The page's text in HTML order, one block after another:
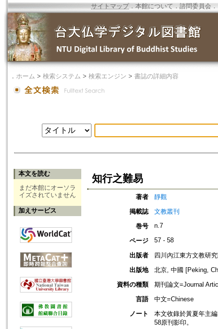
サイトマップ．本館について ． 諮問委員会 ．
． ホーム > 検索システム > 検索エンジン > 書誌の詳細内容
本文を読む
まだ本館にオーソラ
イズされていません
加えサービス
知行之難易
著者
靜觀
掲載誌
文教叢刊
巻号
n.7
ページ 57 - 58
出版者
四川內江東方文教研
出版地
北京, 中國 [Peking,
資料の種類
期刊論文=Journal
言語
中文=Chinese
ノート
本文收錄於黃夏年主
58原刊影印。